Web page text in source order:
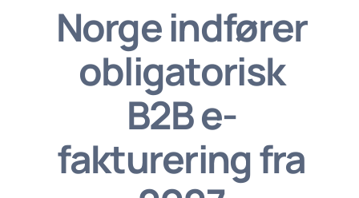
Norge indfører
obligatorisk
B2B e-
fakturering fra